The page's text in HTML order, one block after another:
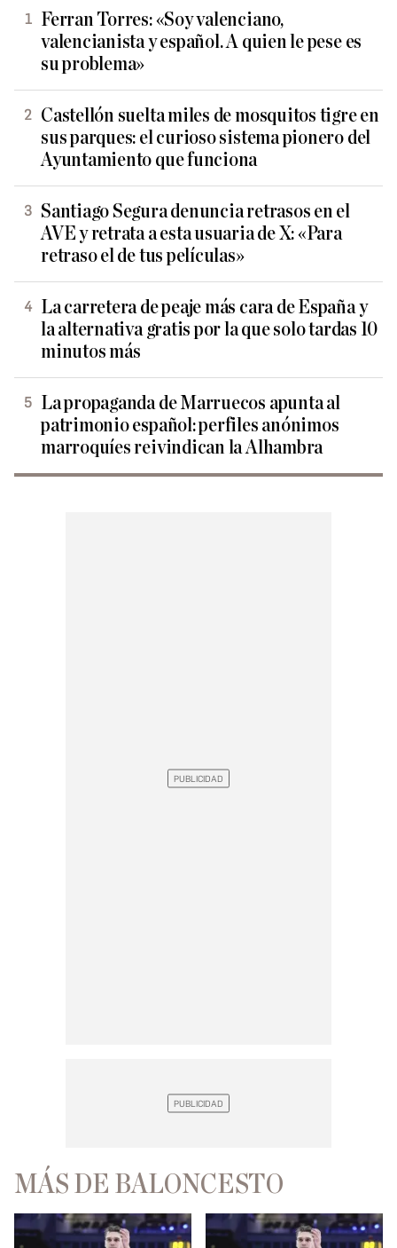
Ferran Torres: «Soy valenciano,
valencianista y español. A quien le pese es
su problema»
Castellón suelta miles de mosquitos tigre en
sus parques: el curioso sistema pionero del
Ayuntamiento que funciona
Santiago Segura denuncia retrasos en el
AVE y retrata a esta usuaria de X: «Para
retraso el de tus películas»
La carretera de peaje más cara de España y
la alternativa gratis por la que solo tardas 10
minutos más
La propaganda de Marruecos apunta al
patrimonio español: perfiles anónimos
marroquíes reivindican la Alhambra
MÁS DE BALONCESTO